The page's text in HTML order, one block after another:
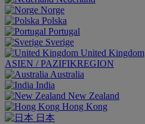
Norge
Polska
Portugal
Sverige
United Kingdom
ASIEN / PAZIFIKREGION
Australia
India
New Zealand
Hong Kong
日本